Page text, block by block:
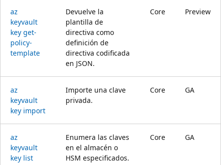
az
keyvault
key get-
policy-
template
Devuelve la
plantilla de
directiva como
definición de
directiva codificada
en JSON.
Core Preview
az
keyvault
key import
Importe una clave
privada.
Core GA
az
keyvault
key list
Enumera las claves
en el almacén o
HSM especificados.
Core GA